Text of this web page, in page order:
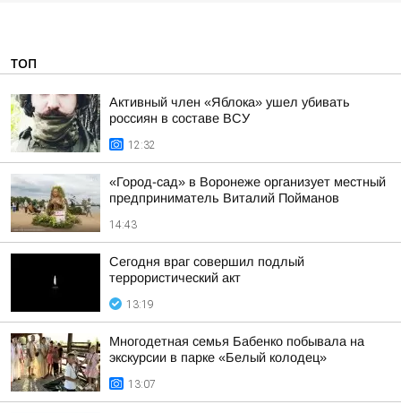
ТОП
Активный член «Яблока» ушел убивать
россиян в составе ВСУ
12:32
«Город-сад» в Воронеже организует местный
предприниматель Виталий Пойманов
14:43
Сегодня враг совершил подлый
террористический акт
13:19
Многодетная семья Бабенко побывала на
экскурсии в парке «Белый колодец»
13:07